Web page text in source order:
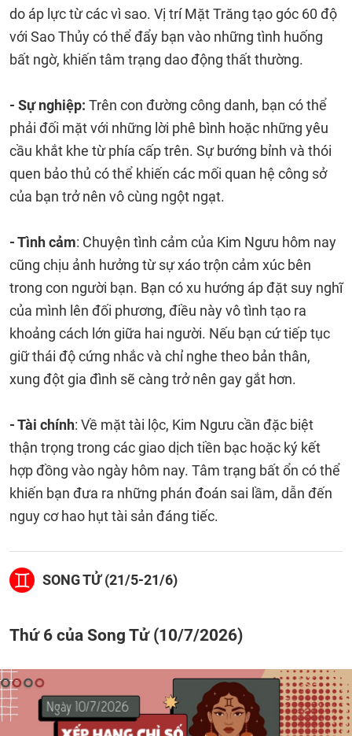
do áp lực từ các vì sao. Vị trí Mặt Trăng tạo góc 60 độ
với Sao Thủy có thể đẩy bạn vào những tình huống
bất ngờ, khiến tâm trạng dao động thất thường.
- Sự nghiệp: Trên con đường công danh, bạn có thể
phải đối mặt với những lời phê bình hoặc những yêu
cầu khắt khe từ phía cấp trên. Sự bướng bỉnh và thói
quen bảo thủ có thể khiến các mối quan hệ công sở
của bạn trở nên vô cùng ngột ngạt.
- Tình cảm: Chuyện tình cảm của Kim Ngưu hôm nay
cũng chịu ảnh hưởng từ sự xáo trộn cảm xúc bên
trong con người bạn. Bạn có xu hướng áp đặt suy nghĩ
của mình lên đối phương, điều này vô tình tạo ra
khoảng cách lớn giữa hai người. Nếu bạn cứ tiếp tục
giữ thái độ cứng nhắc và chỉ nghe theo bản thân,
xung đột gia đình sẽ càng trở nên gay gắt hơn.
- Tài chính: Về mặt tài lộc, Kim Ngưu cần đặc biệt
thận trọng trong các giao dịch tiền bạc hoặc ký kết
hợp đồng vào ngày hôm nay. Tâm trạng bất ổn có thể
khiến bạn đưa ra những phán đoán sai lầm, dẫn đến
nguy cơ hao hụt tài sản đáng tiếc.
SONG TỬ (21/5-21/6)
Thứ 6 của Song Tử (10/7/2026)